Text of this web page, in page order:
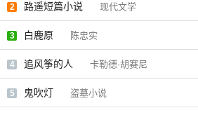
2 路遥短篇小说 现代文学
3 白鹿原 陈忠实
4 追风筝的人 卡勒德·胡赛尼
5 鬼吹灯 盗墓小说